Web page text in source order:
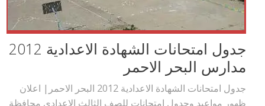
جدول امتحانات الشهادة الاعدادية 2012
مدارس البحر الاحمر
جدول امتحانات الشهادة الاعدادية 2012 البحر الاحمر| اعلان
ظهور مواعيد وجدول امتحانات للصف الثالث الاعدادي محافظة